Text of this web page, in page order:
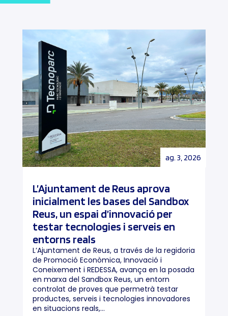
L’Ajuntament de Reus aprova
inicialment les bases del Sandbox
Reus, un espai d’innovació per
testar tecnologies i serveis en
entorns reals
ag. 3, 2026
L’Ajuntament de Reus, a través de la regidoria
de Promoció Econòmica, Innovació i
Coneixement i REDESSA, avança en la posada
en marxa del Sandbox Reus, un entorn
controlat de proves que permetrà testar
productes, serveis i tecnologies innovadores
en situacions reals,...